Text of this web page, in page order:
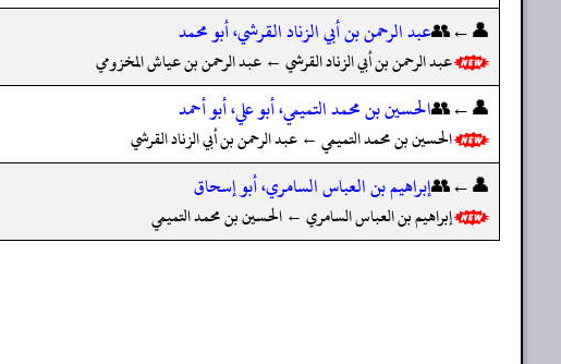
👤←👥عبد الرحمن بن أبي الزناد القرشي، أبو محمد
عبد الرحمن بن أبي الزناد القرشي ← عبد الرحمن بن عياش المخزومي
👤←👥الحسين بن محمد التميمي، أبو علي، أبو أحمد
الحسين بن محمد التميمي ← عبد الرحمن بن أبي الزناد القرشي
👤←👥إبراهيم بن العباس السامري، أبو إسحاق
إبراهيم بن العباس السامري ← الحسين بن محمد التميمي